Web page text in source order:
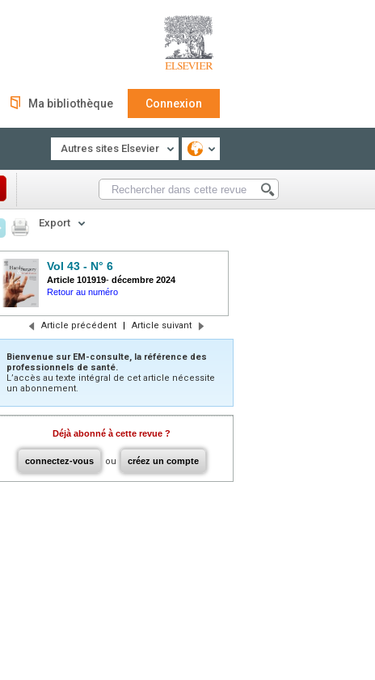
Ma bibliothèque Connexion
Autres sites Elsevier
Export
Vol 43 - N° 6
Article 101919- décembre 2024
Retour au numéro
Article précédent | Article suivant
Bienvenue sur EM-consulte, la référence des
professionnels de santé.
L’accès au texte intégral de cet article nécessite
un abonnement.
Déjà abonné à cette revue ?
connectez-vous ou créez un compte